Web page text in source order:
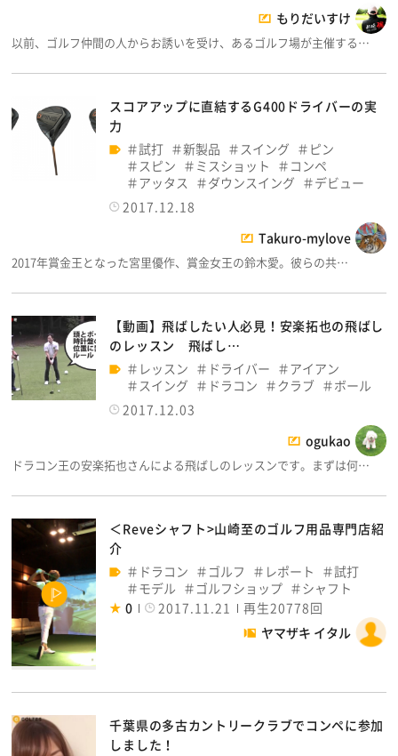
もりだいすけ
以前、ゴルフ仲間の人からお誘いを受け、あるゴルフ場が主催する…
スコアアップに直結するG400ドライバーの実
力
試打
新製品 スイング
ピン
スピン
ミスショット
コンペ
アッタス
ダウンスイング
デビュー
2017.12.18
Takuro-mylove
2017年賞金王となった宮里優作、賞金女王の鈴木愛。彼らの共…
【動画】飛ばしたい人必見！安楽拓也の飛ばし
のレッスン 飛ばし…
レッスン
ドライバー
アイアン
スイング
ドラコン クラブ
ボール
2017.12.03
ogukao
ドラコン王の安楽拓也さんによる飛ばしのレッスンです。まずは何…
＜Reveシャフト>山崎至のゴルフ用品専門店紹
介
ドラコン
ゴルフ レポート
試打
モデル
ゴルフショップ
シャフト
0
2017.11.21
再生20778回
ヤマザキ イタル
千葉県の多古カントリークラブでコンペに参加
しました！